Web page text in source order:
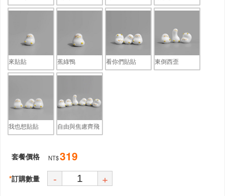
來貼貼 蕉綠鴨 看你們貼貼 東倒西歪
我也想貼貼 自由與焦慮齊飛
套餐價格 NT$319
訂購數量
* - +